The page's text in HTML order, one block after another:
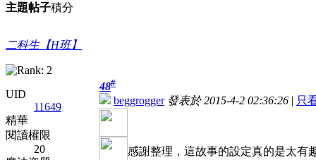
主題帖子積分
二科生【H班】
UID
11649
精華
閱讀權限
20
48#
beggrogger 發表於 2015-4-2 02:36:26 | 只
感謝整理，這故事的設定真的是太有